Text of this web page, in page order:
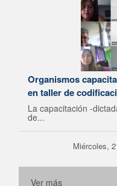
Organismos
en taller de
La capacitación -
de...
Miércoles,
Ver más